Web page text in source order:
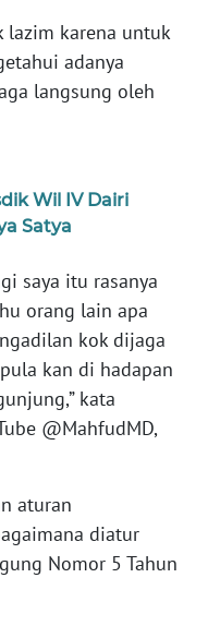
karena untuk
adanya
langsung oleh
Wil IV Dairi
Satya
saya itu rasanya
orang lain apa
kok dijaga
kan di hadapan
kata
@MahfudMD,
aturan
diatur
Nomor 5 Tahun